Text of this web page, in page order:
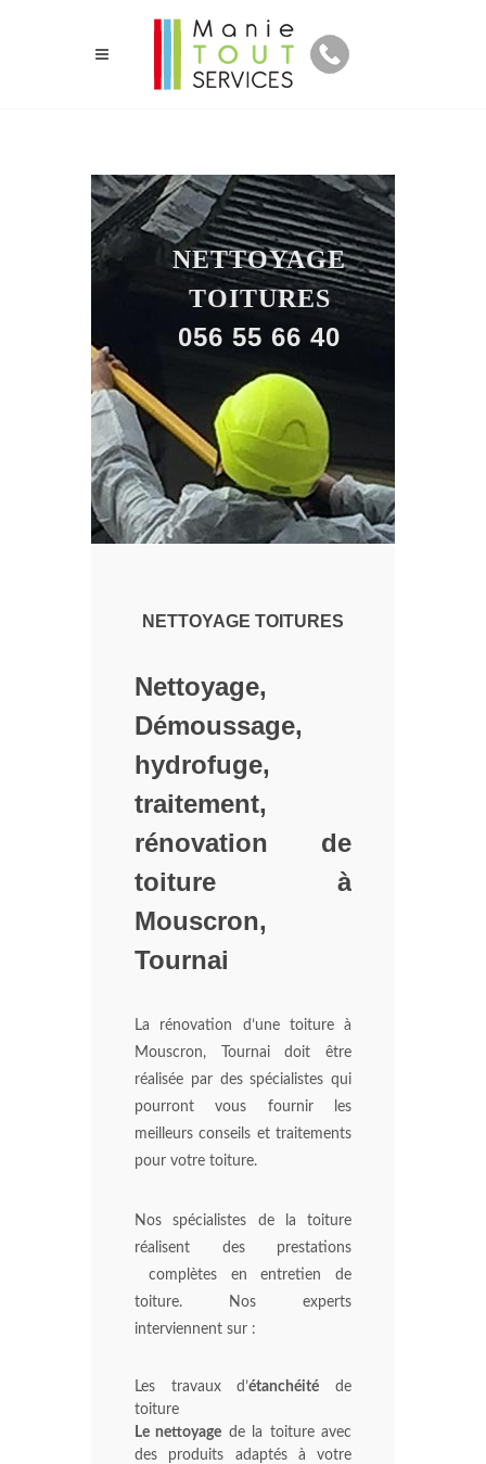
NETTOYAGE
TOITURES
056 55 66 40
NETTOYAGE TOITURES
Nettoyage,
Démoussage,
hydrofuge,
traitement,
rénovation de
toiture à
Mouscron,
Tournai
La rénovation d’une toiture à
Mouscron, Tournai doit être
réalisée par des spécialistes qui
pourront vous fournir les
meilleurs conseils et traitements
pour votre toiture.
Nos spécialistes de la toiture
réalisent des prestations
complètes en entretien de
toiture. Nos experts
interviennent sur :
Les travaux d’étanchéité de
toiture
Le nettoyage de la toiture avec
des produits adaptés à votre